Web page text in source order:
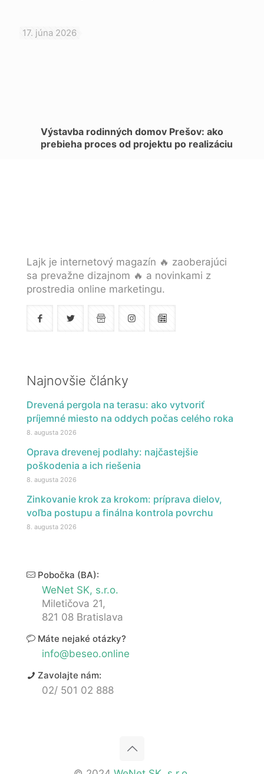
17. júna 2026
Výstavba rodinných domov Prešov: ako
prebieha proces od projektu po realizáciu
Lajk je internetový magazín 🔥 zaoberajúci
sa prevažne dizajnom 🔥 a novinkami z
prostredia online marketingu.
Najnovšie články
Drevená pergola na terasu: ako vytvoriť
príjemné miesto na oddych počas celého roka
8. augusta 2026
Oprava drevenej podlahy: najčastejšie
poškodenia a ich riešenia
8. augusta 2026
Zinkovanie krok za krokom: príprava dielov,
voľba postupu a finálna kontrola povrchu
8. augusta 2026
Pobočka (BA):
WeNet SK, s.r.o.
Miletičova 21,
821 08 Bratislava
Máte nejaké otázky?
info@beseo.online
Zavolajte nám:
02/ 501 02 888